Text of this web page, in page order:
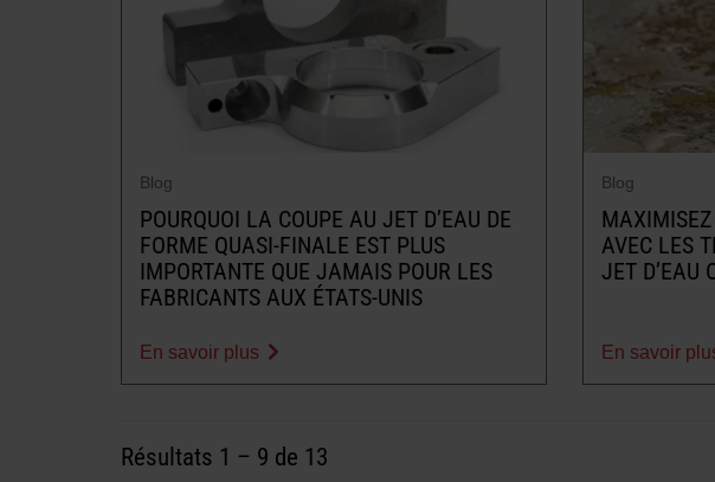
Blog
POURQUOI LA COUPE AU JET D’EAU DE
FORME QUASI-FINALE EST PLUS
IMPORTANTE QUE JAMAIS POUR LES
FABRICANTS AUX ÉTATS-UNIS
En savoir plus
Blog
AVEC LES
JET D’EAU
En savoir
Résultats 1 – 9 de 13